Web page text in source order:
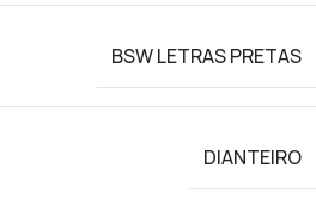
BSW LETRAS PRETAS
DIANTEIRO